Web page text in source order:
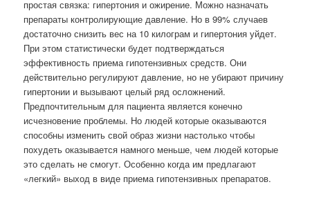
простая связка: гипертония и ожирение. Можно назначать
препараты контролирующие давление. Но в 99% случаев
достаточно снизить вес на 10 килограм и гипертония уйдет.
При этом статистически будет подтверждаться
эффективность приема гипотензивных средств. Они
действительно регулируют давление, но не убирают причину
гипертонии и вызывают целый ряд осложнений.
Предпочтительным для пациента является конечно
исчезновение проблемы. Но людей которые оказываются
способны изменить свой образ жизни настолько чтобы
похудеть оказывается намного меньше, чем людей которые
это сделать не смогут. Особенно когда им предлагают
«легкий» выход в виде приема гипотензивных препаратов.